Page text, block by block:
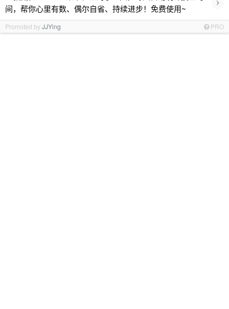
间，帮你心里有数、偶尔自省、持续进步！免费使用~
Promoted byJJYing PRO